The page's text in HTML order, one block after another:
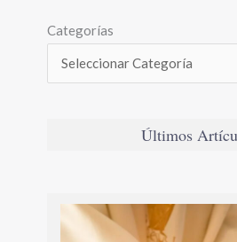
Categorías
Últimos